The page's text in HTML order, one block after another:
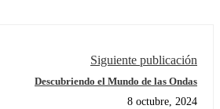
Siguiente publicación
Descubriendo el Mundo de las Ondas
8 octubre, 2024